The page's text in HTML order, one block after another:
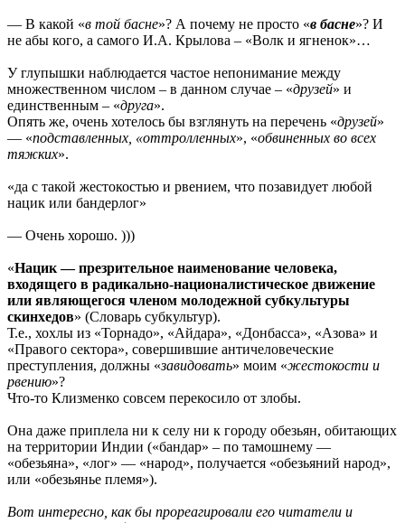
— В какой «в той басне»? А почему не просто «в басне»? И
не абы кого, а самого И.А. Крылова – «Волк и ягненок»…
У глупышки наблюдается частое непонимание между
множественном числом – в данном случае – «друзей» и
единственным – «друга».
Опять же, очень хотелось бы взглянуть на перечень «друзей»
— «подставленных, «оттролленных», «обвиненных во всех
тяжких».
«да с такой жестокостью и рвением, что позавидует любой
нацик или бандерлог»
— Очень хорошо. )))
«Нацик — презрительное наименование человека,
входящего в радикально-националистическое движение
или являющегося членом молодежной субкультуры
скинхедов» (Словарь субкультур).
Т.е., хохлы из «Торнадо», «Айдара», «Донбасса», «Азова» и
«Правого сектора», совершившие античеловеческие
преступления, должны «завидовать» моим «жестокости и
рвению»?
Что-то Клизменко совсем перекосило от злобы.
Она даже приплела ни к селу ни к городу обезьян, обитающих
на территории Индии («бандар» – по тамошнему —
«обезьяна», «лог» — «народ», получается «обезьяний народ»,
или «обезьянье племя»).
Вот интересно, как бы прореагировали его читатели и